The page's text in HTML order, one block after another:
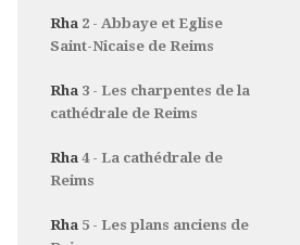
Rha 2 - Abbaye et Eglise
Saint-Nicaise de Reims
Rha 3 - Les charpentes de la
cathédrale de Reims
Rha 4 - La cathédrale de
Reims
Rha 5 - Les plans anciens de